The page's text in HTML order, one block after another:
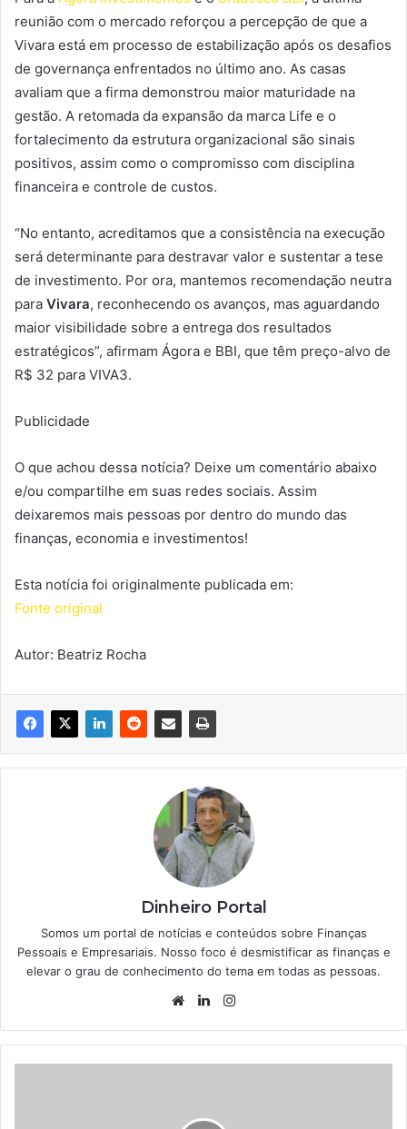
reunião com o mercado reforçou a percepção de que a
Vivara está em processo de estabilização após os desafios
de governança enfrentados no último ano. As casas
avaliam que a firma demonstrou maior maturidade na
gestão. A retomada da expansão da marca Life e o
fortalecimento da estrutura organizacional são sinais
positivos, assim como o compromisso com disciplina
financeira e controle de custos.
“No entanto, acreditamos que a consistência na execução
será determinante para destravar valor e sustentar a tese
de investimento. Por ora, mantemos recomendação neutra
para Vivara, reconhecendo os avanços, mas aguardando
maior visibilidade sobre a entrega dos resultados
estratégicos”, afirmam Ágora e BBI, que têm preço-alvo de
R$ 32 para VIVA3.
Publicidade
O que achou dessa notícia? Deixe um comentário abaixo
e/ou compartilhe em suas redes sociais. Assim
deixaremos mais pessoas por dentro do mundo das
finanças, economia e investimentos!
Esta notícia foi originalmente publicada em:
Fonte original
Autor: Beatriz Rocha
Dinheiro Portal
Somos um portal de notícias e conteúdos sobre Finanças
Pessoais e Empresariais. Nosso foco é desmistificar as finanças e
elevar o grau de conhecimento do tema em todas as pessoas.
WebsiteLinkedin